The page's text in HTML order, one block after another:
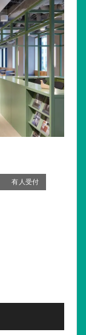
有人受付